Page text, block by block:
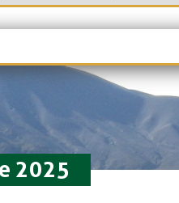
2025